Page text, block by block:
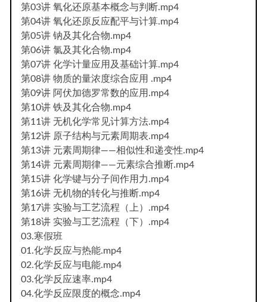
第03讲 氧化还原基本概念与判断.mp4
第04讲 氧化还原反应配平与计算.mp4
第05讲 钠及其化合物.mp4
第06讲 氯及其化合物.mp4
第07讲 化学计量应用及基础计算.mp4
第08讲 物质的量浓度综合应用 .mp4
第09讲 阿伏加德罗常数的应用.mp4
第10讲 铁及其化合物.mp4
第11讲 无机化学常见计算方法.mp4
第12讲 原子结构与元素周期表.mp4
第13讲 元素周期律——相似性和递变性.mp4
第14讲 元素周期律——元素综合推断.mp4
第15讲 化学键与分子间作用力.mp4
第16讲 无机物的转化与推断.mp4
第17讲 实验与工艺流程（上）.mp4
第18讲 实验与工艺流程（下）.mp4
03.寒假班
01.化学反应与热能.mp4
02.化学反应与电能.mp4
03.化学反应速率.mp4
04.化学反应限度的概念.mp4